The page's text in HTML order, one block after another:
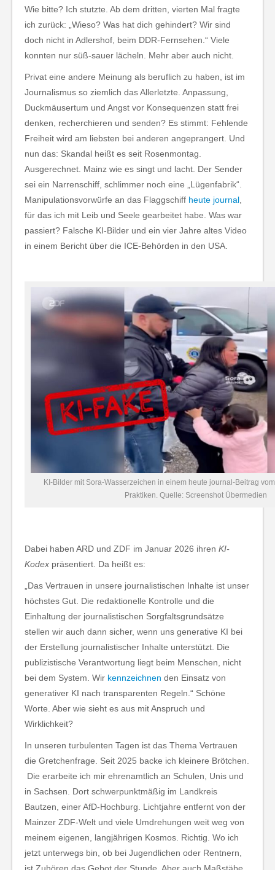
Wie bitte? Ich stutzte. Ab dem dritten, vierten Mal fragte
ich zurück: „Wieso? Was hat dich gehindert? Wir sind
doch nicht in Adlershof, beim DDR-Fernsehen.“ Viele
konnten nur süß-sauer lächeln. Mehr aber auch nicht.
Privat eine andere Meinung als beruflich zu haben, ist im
Journalismus so ziemlich das Allerletzte. Anpassung,
Duckmäusertum und Angst vor Konsequenzen statt frei
denken, recherchieren und senden? Es stimmt: Fehlende
Freiheit wird am liebsten bei anderen angeprangert. Und
nun das: Skandal heißt es seit Rosenmontag.
Ausgerechnet. Mainz wie es singt und lacht. Der Sender
sei ein Narrenschiff, schlimmer noch eine „Lügenfabrik“.
Manipulationsvorwürfe an das Flaggschiff heute journal
für das ich mit Leib und Seele gearbeitet habe. Was war
passiert? Falsche KI-Bilder und ein vier Jahre altes Video
in einem Bericht über die ICE-Behörden in den USA.
KI-Bilder mit Sora-Wasserzeichen in einem heute journal-Beitrag
Praktiken. Quelle: Screenshot Übermedien
Dabei haben ARD und ZDF im Januar 2026 ihren KI-
Kodex präsentiert. Da heißt es:
„Das Vertrauen in unsere journalistischen Inhalte ist unser
höchstes Gut. Die redaktionelle Kontrolle und die
Einhaltung der journalistischen Sorgfaltsgrundsätze
stellen wir auch dann sicher, wenn uns generative KI bei
der Erstellung journalistischer Inhalte unterstützt. Die
publizistische Verantwortung liegt beim Menschen, nicht
bei dem System. Wir kennzeichnen den Einsatz von
generativer KI nach transparenten Regeln.“ Schöne
Worte. Aber wie sieht es aus mit Anspruch und
Wirklichkeit?
In unseren turbulenten Tagen ist das Thema Vertrauen
die Gretchenfrage. Seit 2025 backe ich kleinere Brötchen.
Die erarbeite ich mir ehrenamtlich an Schulen, Unis und
in Sachsen. Dort schwerpunktmäßig im Landkreis
Bautzen, einer AfD-Hochburg. Lichtjahre entfernt von der
Mainzer ZDF-Welt und viele Umdrehungen weit weg von
meinem eigenen, langjährigen Kosmos. Richtig. Wo ich
jetzt unterwegs bin, ob bei Jugendlichen oder Rentnern,